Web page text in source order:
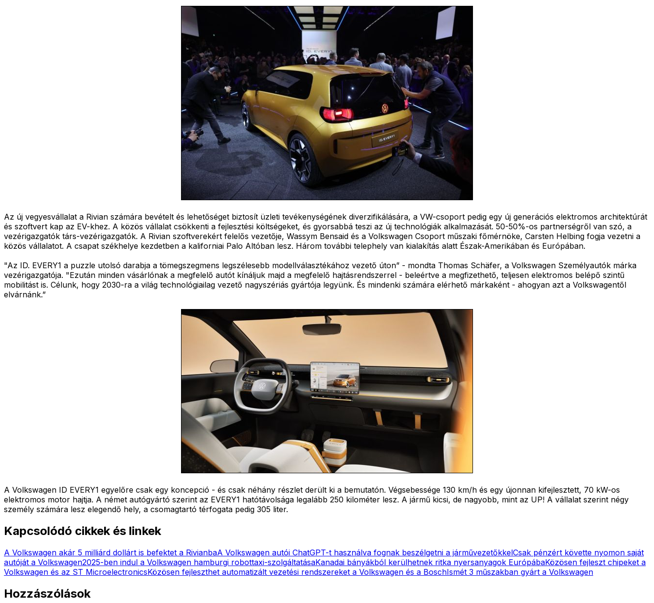
Az új vegyesvállalat a Rivian számára bevételt és lehetőséget biztosít üzleti tevékenységének diverzifikálására, a VW-csoport pedig egy új generációs elektromos architektúrát
és szoftvert kap az EV-khez. A közös vállalat csökkenti a fejlesztési költségeket, és gyorsabbá teszi az új technológiák alkalmazását. 50-50%-os partnerségről van szó, a
vezérigazgatók társ-vezérigazgatók. A Rivian szoftverekért felelős vezetője, Wassym Bensaid és a Volkswagen Csoport műszaki főmérnöke, Carsten Helbing fogja vezetni a
közös vállalatot. A csapat székhelye kezdetben a kaliforniai Palo Altóban lesz. Három további telephely van kialakítás alatt Észak-Amerikában és Európában.
"Az ID. EVERY1 a puzzle utolsó darabja a tömegszegmens legszélesebb modellválasztékához vezető úton” - mondta Thomas Schäfer, a Volkswagen Személyautók márka
vezérigazgatója. "Ezután minden vásárlónak a megfelelő autót kínáljuk majd a megfelelő hajtásrendszerrel - beleértve a megfizethető, teljesen elektromos belépő szintű
mobilitást is. Célunk, hogy 2030-ra a világ technológiailag vezető nagyszériás gyártója legyünk. És mindenki számára elérhető márkaként - ahogyan azt a Volkswagentől
elvárnánk.”
A Volkswagen ID EVERY1 egyelőre csak egy koncepció - és csak néhány részlet derült ki a bemutatón. Végsebessége 130 km/h és egy újonnan kifejlesztett, 70 kW-os
elektromos motor hajtja. A német autógyártó szerint az EVERY1 hatótávolsága legalább 250 kilométer lesz. A jármű kicsi, de nagyobb, mint az UP! A vállalat szerint négy
személy számára lesz elegendő hely, a csomagtartó térfogata pedig 305 liter.
Kapcsolódó cikkek és linkek
A Volkswagen akár 5 milliárd dollárt is befektet a RivianbaA Volkswagen autói ChatGPT-t használva fognak beszélgetni a járművezetőkkelCsak pénzért követte nyomon saját
autóját a Volkswagen2025-ben indul a Volkswagen hamburgi robottaxi-szolgáltatásaKanadai bányákból kerülhetnek ritka nyersanyagok EurópábaKözösen fejleszt chipeket a
Volkswagen és az ST MicroelectronicsKözösen fejleszthet automatizált vezetési rendszereket a Volkswagen és a BoschIsmét 3 műszakban gyárt a Volkswagen
Hozzászólások